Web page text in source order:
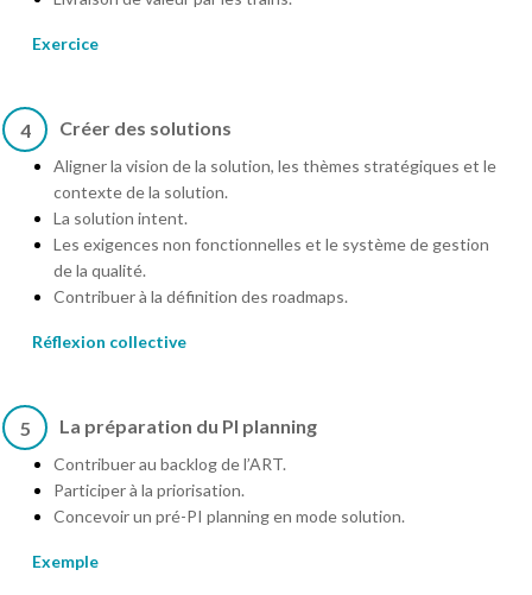
Exercice
4 Créer des solutions
Aligner la vision de la solution, les thèmes stratégiques et le
contexte de la solution.
La solution intent.
Les exigences non fonctionnelles et le système de gestion
de la qualité.
Contribuer à la définition des roadmaps.
Réflexion collective
5 La préparation du PI planning
Contribuer au backlog de l’ART.
Participer à la priorisation.
Concevoir un pré-PI planning en mode solution.
Exemple